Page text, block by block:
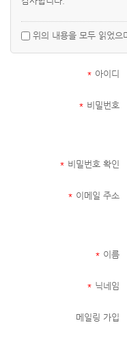
위의 내용을 모두 읽었으
* 아이디
* 비밀번호
* 비밀번호 확인
* 이메일 주소
* 이름
* 닉네임
메일링 가입